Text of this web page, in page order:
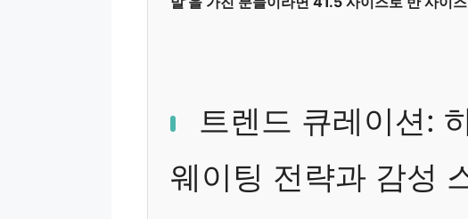
트렌드 큐레이션:
웨이팅 전략과 감성